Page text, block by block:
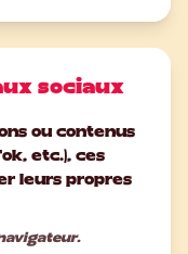
sociaux
ou contenus
etc.), ces
leurs propres